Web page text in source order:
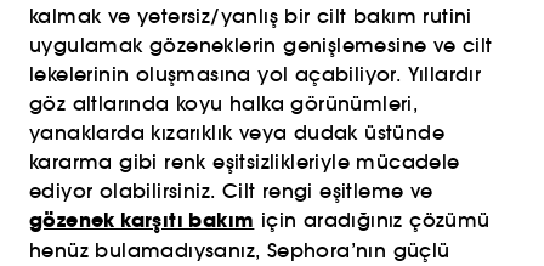
kalmak ve yetersiz/yanlış bir cilt bakım rutini
uygulamak gözeneklerin genişlemesine ve cilt
lekelerinin oluşmasına yol açabiliyor. Yıllardır
göz altlarında koyu halka görünümleri,
yanaklarda kızarıklık veya dudak üstünde
kararma gibi renk eşitsizlikleriyle mücadele
ediyor olabilirsiniz. Cilt rengi eşitleme ve
gözenek karşıtı bakım için aradığınız çözümü
henüz bulamadıysanız, Sephora’nın güçlü